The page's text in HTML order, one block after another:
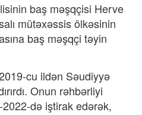
baş məşqçisi Herve
mütəxəssis ölkəsinin
baş məşqçi təyin
cu ildən Səudiyyə
Onun rəhbərliyi
də iştirak edərək,